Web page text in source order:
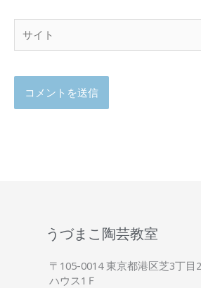
ト
うづまこ陶芸教室
〒105-0014 東京都港区芝3丁目
ハウス1Ｆ